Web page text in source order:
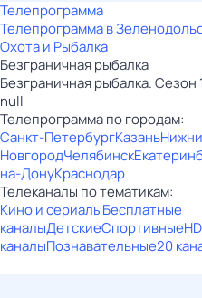
Телепрограмма
Телепрограмма в
Охота и Рыбалка
Безгрaничнaя pыбалка
Безгрaничнaя pыбалка. Сезон
null
Телепрограмма по городам:
Санкт-ПетербургКазань
НовгородЧелябинск
на-ДонуКраснодар
Телеканалы по тематикам:
Кино и сериалыБесплатные
каналыДетскиеСпортивныеHD
каналыПознавательные20